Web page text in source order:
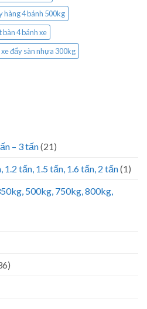
hàng 4 bánh 500kg
bàn 4 bánh xe
xe đẩy sàn nhựa 300kg
– 3 tấn(21)
tấn, 1.5 tấn, 1.6 tấn, 2 tấn(1)
500kg, 750kg, 800kg,